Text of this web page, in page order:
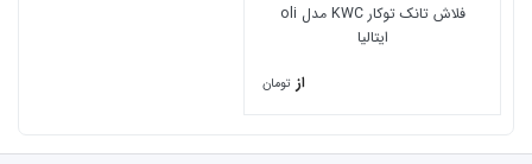
فلاش تانک توکار KWC مدل oli
ایتالیا
از تومان